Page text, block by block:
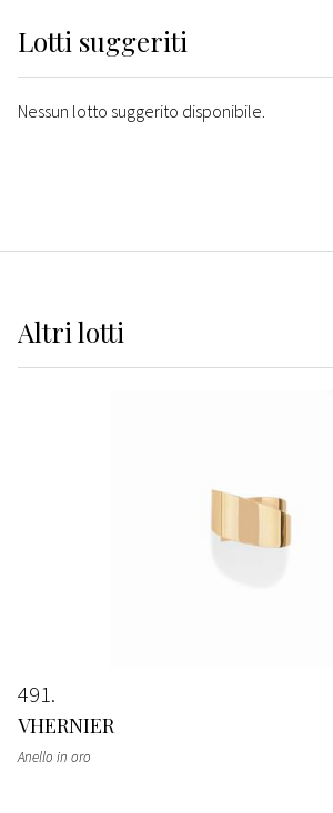
Lotti suggeriti
Nessun lotto suggerito disponibile.
Altrilotti
491
VHERNIER
Anello in oro